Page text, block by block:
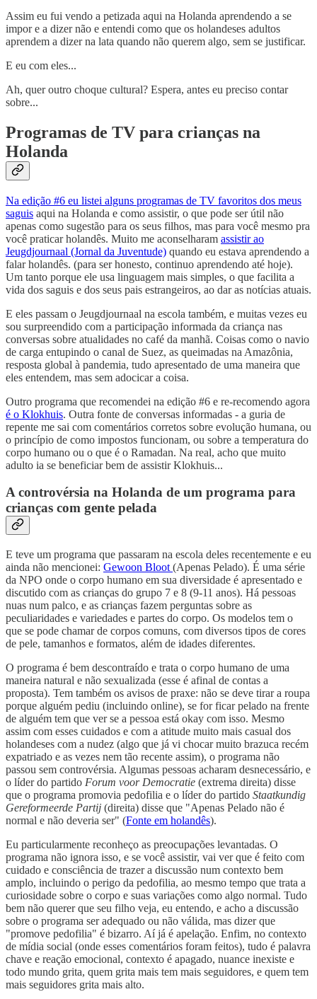
Assim eu fui vendo a petizada aqui na Holanda aprendendo a se
impor e a dizer não e entendi como que os holandeses adultos
aprendem a dizer na lata quando não querem algo, sem se justificar.
E eu com eles...
Ah, quer outro choque cultural? Espera, antes eu preciso contar
sobre...
Programas de TV para crianças na
Holanda
Na edição #6 eu listei alguns programas de TV favoritos dos meus
saguis aqui na Holanda e como assistir, o que pode ser útil não
apenas como sugestão para os seus filhos, mas para você mesmo pra
você praticar holandês. Muito me aconselharam assistir ao
Jeugdjournaal (Jornal da Juventude) quando eu estava aprendendo a
falar holandês. (para ser honesto, continuo aprendendo até hoje).
Um tanto porque ele usa linguagem mais simples, o que facilita a
vida dos saguis e dos seus pais estrangeiros, ao dar as notícias atuais.
E eles passam o Jeugdjournaal na escola também, e muitas vezes eu
sou surpreendido com a participação informada da criança nas
conversas sobre atualidades no café da manhã. Coisas como o navio
de carga entupindo o canal de Suez, as queimadas na Amazônia,
resposta global à pandemia, tudo apresentado de uma maneira que
eles entendem, mas sem adocicar a coisa.
Outro programa que recomendei na edição #6 e re-recomendo agora
é o Klokhuis. Outra fonte de conversas informadas - a guria de
repente me sai com comentários corretos sobre evolução humana, ou
o princípio de como impostos funcionam, ou sobre a temperatura do
corpo humano ou o que é o Ramadan. Na real, acho que muito
adulto ia se beneficiar bem de assistir Klokhuis...
A controvérsia na Holanda de um programa para
crianças com gente pelada
E teve um programa que passaram na escola deles recentemente e eu
ainda não mencionei: Gewoon Bloot (Apenas Pelado). É uma série
da NPO onde o corpo humano em sua diversidade é apresentado e
discutido com as crianças do grupo 7 e 8 (9-11 anos). Há pessoas
nuas num palco, e as crianças fazem perguntas sobre as
peculiaridades e variedades e partes do corpo. Os modelos tem o
que se pode chamar de corpos comuns, com diversos tipos de cores
de pele, tamanhos e formatos, além de idades diferentes.
O programa é bem descontraído e trata o corpo humano de uma
maneira natural e não sexualizada (esse é afinal de contas a
proposta). Tem também os avisos de praxe: não se deve tirar a roupa
porque alguém pediu (incluindo online), se for ficar pelado na frente
de alguém tem que ver se a pessoa está okay com isso. Mesmo
assim com esses cuidados e com a atitude muito mais casual dos
holandeses com a nudez (algo que já vi chocar muito brazuca recém
expatriado e as vezes nem tão recente assim), o programa não
passou sem controvérsia. Algumas pessoas acharam desnecessário, e
o líder do partido Forum voor Democratie (extrema direita) disse
que o programa promovia pedofilia e o líder do partido Staatkundig
Gereformeerde Partij (direita) disse que "Apenas Pelado não é
normal e não deveria ser" (Fonte em holandês).
Eu particularmente reconheço as preocupações levantadas. O
programa não ignora isso, e se você assistir, vai ver que é feito com
cuidado e consciência de trazer a discussão num contexto bem
amplo, incluindo o perigo da pedofilia, ao mesmo tempo que trata a
curiosidade sobre o corpo e suas variações como algo normal. Tudo
bem não querer que seu filho veja, eu entendo, e acho a discussão
sobre o programa ser adequado ou não válida, mas dizer que
"promove pedofilia" é bizarro. Aí já é apelação. Enfim, no contexto
de mídia social (onde esses comentários foram feitos), tudo é palavra
chave e reação emocional, contexto é apagado, nuance inexiste e
todo mundo grita, quem grita mais tem mais seguidores, e quem tem
mais seguidores grita mais alto.